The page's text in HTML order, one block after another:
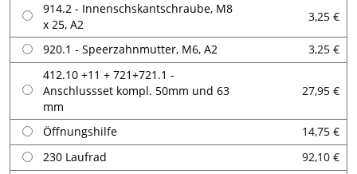
914.2 - Innenschskantschraube, M8
x 25, A2
3,25 €
920.1 - Speerzahnmutter, M6, A2
3,25 €
412.10 +11 + 721+721.1 -
Anschlussset kompl. 50mm und 63
mm
27,95 €
Öffnungshilfe
14,75 €
230 Laufrad
92,10 €